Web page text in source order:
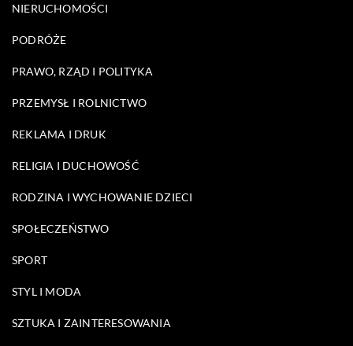
NIERUCHOMOŚCI
PODRÓŻE
PRAWO, RZĄD I POLITYKA
PRZEMYSŁ I ROLNICTWO
REKLAMA I DRUK
RELIGIA I DUCHOWOŚĆ
RODZINA I WYCHOWANIE DZIECI
SPOŁECZEŃSTWO
SPORT
STYL I MODA
SZTUKA I ZAINTERESOWANIA